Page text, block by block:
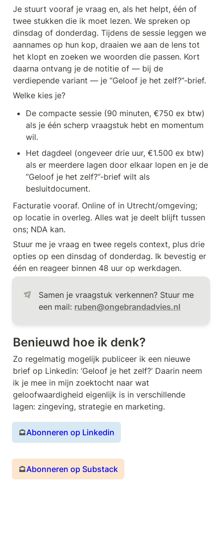
Je stuurt vooraf je vraag en, als het helpt, één of
twee stukken die ik moet lezen. We spreken op
dinsdag of donderdag. Tijdens de sessie leggen we
aannames op hun kop, draaien we aan de lens tot
het klopt en zoeken we woorden die passen. Kort
daarna ontvang je de notitie of — bij de
verdiepende variant — je “Geloof je het zelf?”‑brief.
Welke kies je?
De compacte sessie (90 minuten, €750 ex btw)
als je één scherp vraagstuk hebt en momentum
wil.
Het dagdeel (ongeveer drie uur, €1.500 ex btw)
als er meerdere lagen door elkaar lopen en je de
“Geloof je het zelf?”‑brief wilt als
besluitdocument.
Facturatie vooraf. Online of in Utrecht/omgeving;
op locatie in overleg. Alles wat je deelt blijft tussen
ons; NDA kan.
Stuur me je vraag en twee regels context, plus drie
opties op een dinsdag of donderdag. Ik bevestig er
één en reageer binnen 48 uur op werkdagen.
Samen je vraagstuk verkennen? Stuur me
een mail: ruben@ongebrandadvies.nl
Benieuwd hoe ik denk?
Zo regelmatig mogelijk publiceer ik een nieuwe
brief op Linkedin: ‘Geloof je het zelf?’ Daarin neem
ik je mee in mijn zoektocht naar wat
geloofwaardigheid eigenlijk is in verschillende
lagen: zingeving, strategie en marketing.
Abonneren op Linkedin
Abonneren op Substack